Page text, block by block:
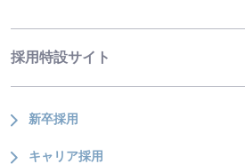
採用特設サイト
新卒採用
キャリア採用